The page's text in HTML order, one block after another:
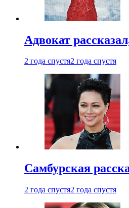
Адвокат
2 года спустя2 года спустя
Самбурская
2 года спустя2 года спустя